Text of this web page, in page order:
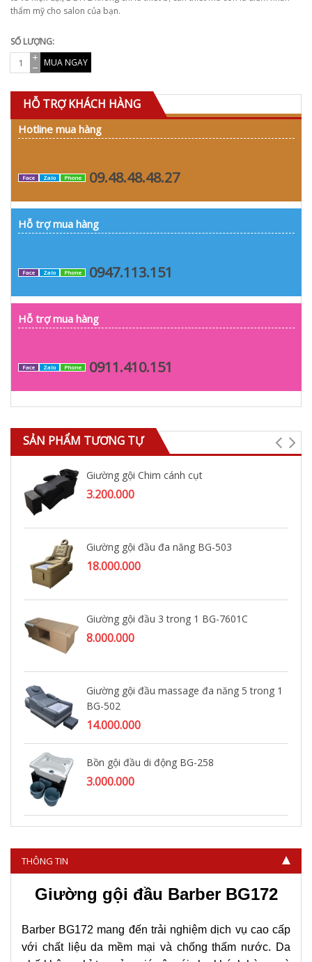
thẩm mỹ cho salon của bạn.
SỐ LƯỢNG:
MUA NGAY
HỖ TRỢ KHÁCH HÀNG
Hotline mua hàng
Face Zalo Phone 09.48.48.48.27
Hỗ trợ mua hàng
Face Zalo Phone 0947.113.151
Hỗ trợ mua hàng
Face Zalo Phone 0911.410.151
SẢN PHẨM TƯƠNG TỰ
Giường gội Chim cánh cụt
3.200.000
Giường gội đầu đa năng BG-503
18.000.000
Giường gội đầu 3 trong 1 BG-7601C
8.000.000
Giường gội đầu massage đa năng 5 trong 1
BG-502
14.000.000
Bồn gội đầu di động BG-258
3.000.000
3.800.000
THÔNG TIN
Giường gội đầu Barber BG172
Barber BG172 mang đến trải nghiệm dịch vụ cao cấp
với chất liệu da mềm mại và chống thấm nước. Da